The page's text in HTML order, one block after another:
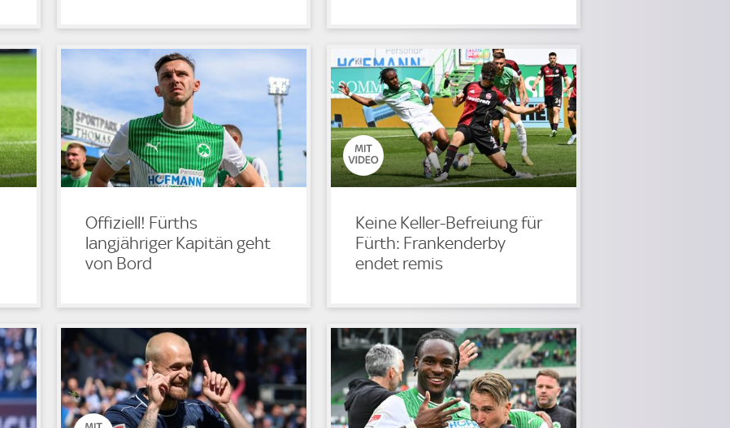
Offiziell! Fürths
langjähriger Kapitän geht
von Bord
Keine Keller-Befreiung für
Fürth: Frankenderby
endet remis